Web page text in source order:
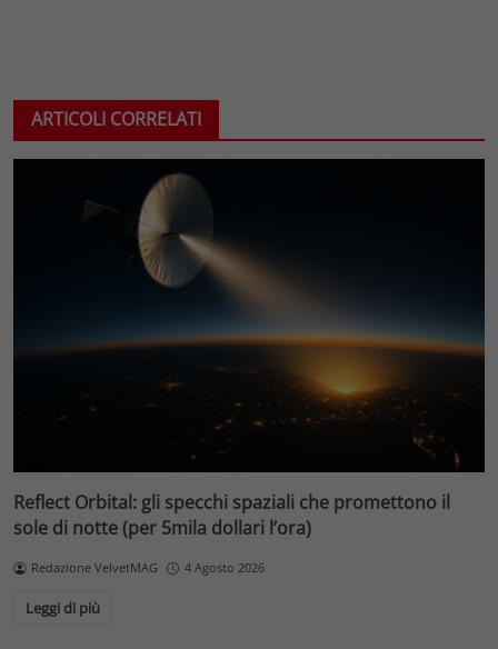
ARTICOLI CORRELATI
Reflect Orbital: gli specchi spaziali che promettono il
sole di notte (per 5mila dollari l’ora)
Redazione VelvetMAG 4 Agosto 2026
Leggi di più